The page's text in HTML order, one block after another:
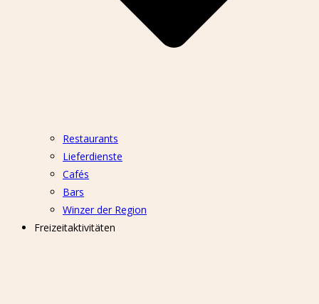
Restaurants
Lieferdienste
Cafés
Bars
Winzer der Region
Freizeitaktivitäten